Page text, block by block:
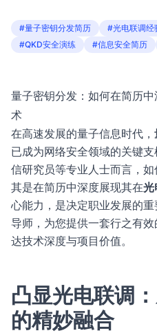
#量子密钥分发简历 #光电联调经
#QKD安全演练
#信息安全简历
量子密钥分发：如何在简历
术
在高速发展的量子信息时代，
已成为网络安全领域的关键
信研究员等专业人士而言，
其是在简历中深度展现其在光
心能力，是决定职业发展的
导师，为您提供一套行之有
达技术深度与项目价值。
凸显光电联调
的精妙融合